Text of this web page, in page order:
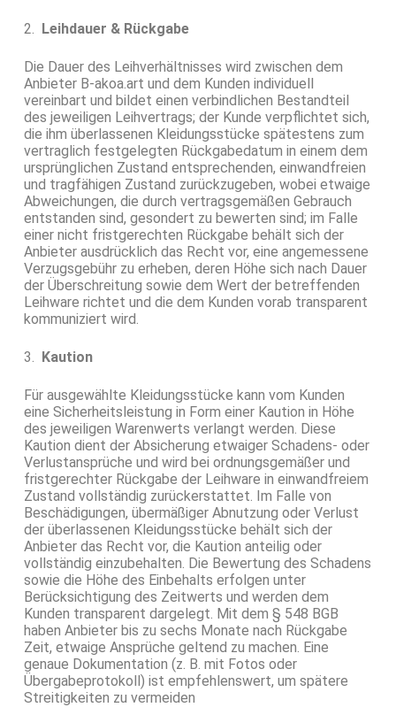
2. Leihdauer & Rückgabe
Die Dauer des Leihverhältnisses wird zwischen dem
Anbieter B-akoa.art und dem Kunden individuell
vereinbart und bildet einen verbindlichen Bestandteil
des jeweiligen Leihvertrags; der Kunde verpflichtet sich,
die ihm überlassenen Kleidungsstücke spätestens zum
vertraglich festgelegten Rückgabedatum in einem dem
ursprünglichen Zustand entsprechenden, einwandfreien
und tragfähigen Zustand zurückzugeben, wobei etwaige
Abweichungen, die durch vertragsgemäßen Gebrauch
entstanden sind, gesondert zu bewerten sind; im Falle
einer nicht fristgerechten Rückgabe behält sich der
Anbieter ausdrücklich das Recht vor, eine angemessene
Verzugsgebühr zu erheben, deren Höhe sich nach Dauer
der Überschreitung sowie dem Wert der betreffenden
Leihware richtet und die dem Kunden vorab transparent
kommuniziert wird.
3. Kaution
Für ausgewählte Kleidungsstücke kann vom Kunden
eine Sicherheitsleistung in Form einer Kaution in Höhe
des jeweiligen Warenwerts verlangt werden. Diese
Kaution dient der Absicherung etwaiger Schadens- oder
Verlustansprüche und wird bei ordnungsgemäßer und
fristgerechter Rückgabe der Leihware in einwandfreiem
Zustand vollständig zurückerstattet. Im Falle von
Beschädigungen, übermäßiger Abnutzung oder Verlust
der überlassenen Kleidungsstücke behält sich der
Anbieter das Recht vor, die Kaution anteilig oder
vollständig einzubehalten. Die Bewertung des Schadens
sowie die Höhe des Einbehalts erfolgen unter
Berücksichtigung des Zeitwerts und werden dem
Kunden transparent dargelegt. Mit dem § 548 BGB
haben Anbieter bis zu sechs Monate nach Rückgabe
Zeit, etwaige Ansprüche geltend zu machen. Eine
genaue Dokumentation (z. B. mit Fotos oder
Übergabeprotokoll) ist empfehlenswert, um spätere
Streitigkeiten zu vermeiden